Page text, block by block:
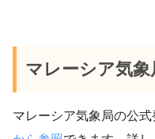
マレーシア気象
マレーシア気象局の公